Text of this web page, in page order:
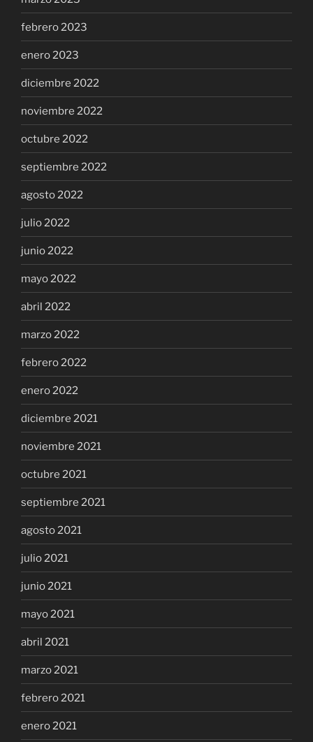
febrero 2023
enero 2023
diciembre 2022
noviembre 2022
octubre 2022
septiembre 2022
agosto 2022
julio 2022
junio 2022
mayo 2022
abril 2022
marzo 2022
febrero 2022
enero 2022
diciembre 2021
noviembre 2021
octubre 2021
septiembre 2021
agosto 2021
julio 2021
junio 2021
mayo 2021
abril 2021
marzo 2021
febrero 2021
enero 2021